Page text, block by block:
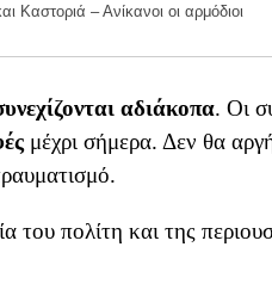
Καστοριά – Ανίκανοι οι αρμόδιοι
αδιάκοπα. Οι
μέχρι σήμερα. Δεν θα
του πολίτη και της